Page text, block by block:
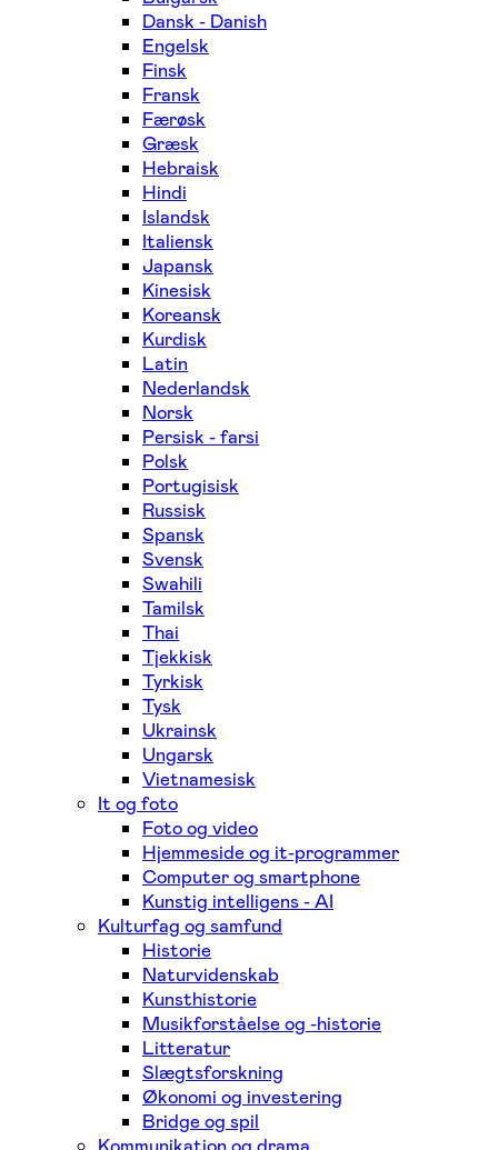
Dansk - Danish
Engelsk
Finsk
Fransk
Færøsk
Græsk
Hebraisk
Hindi
Islandsk
Italiensk
Japansk
Kinesisk
Koreansk
Kurdisk
Latin
Nederlandsk
Norsk
Persisk - farsi
Polsk
Portugisisk
Russisk
Spansk
Svensk
Swahili
Tamilsk
Thai
Tjekkisk
Tyrkisk
Tysk
Ukrainsk
Ungarsk
Vietnamesisk
It og foto
Foto og video
Hjemmeside og it-programmer
Computer og smartphone
Kunstig intelligens - AI
Kulturfag og samfund
Historie
Naturvidenskab
Kunsthistorie
Musikforståelse og -historie
Litteratur
Slægtsforskning
Økonomi og investering
Bridge og spil